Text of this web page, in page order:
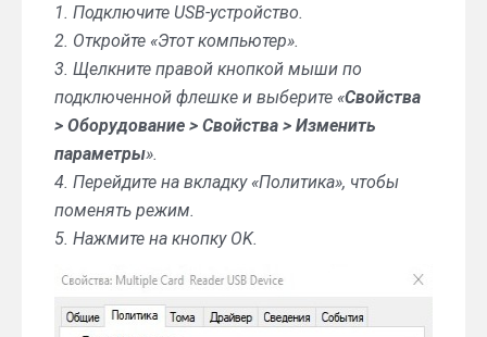
1. Подключите USB-устройство.
2. Откройте «Этот компьютер».
3. Щелкните правой кнопкой мыши по
подключенной флешке и выберите «Свойства
> Оборудование > Свойства > Изменить
параметры».
4. Перейдите на вкладку «Политика», чтобы
поменять режим.
5. Нажмите на кнопку OK.